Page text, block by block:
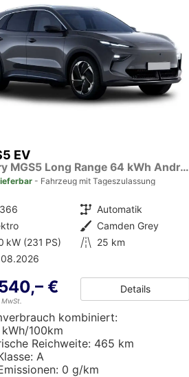
EV
Luxury MGS5 Long Range 64 kWh Android Auto*Navi*SHZ*360°*Keyless*E-Heck*ACC
Fahrzeug mit Tageszulassung
Getriebe Automatik
Außenfarbe Camden Grey
kW (231 PS) Kilometerstand 25 km
€ Details
kombiniert:
kWh/100km
Reichweite: 465 km
A
0 g/km